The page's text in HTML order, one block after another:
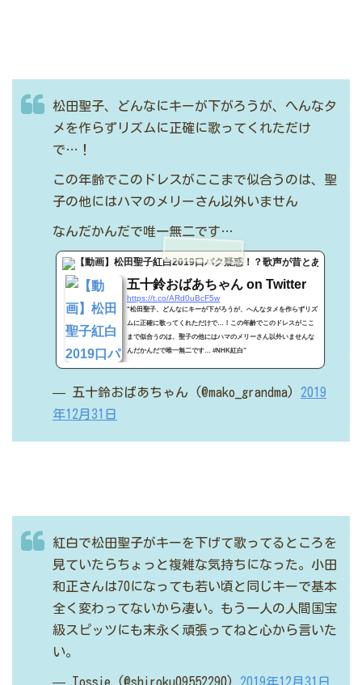
松田聖子、どんなにキーが下がろうが、へんなタ
メを作らずリズムに正確に歌ってくれただけ
で…！
この年齢でこのドレスがここまで似合うのは、聖
子の他にはハマのメリーさん以外いません
なんだかんだで唯一無二です…
五十鈴おばあちゃん on Twitter
https://t.co/ARd0uBcF5w
“松田聖子、どんなにキーが下がろうが、へんなタメを作らずリズ
ムに正確に歌ってくれただけで…！この年齢でこのドレスがここ
まで似合うのは、聖子の他にはハマのメリーさん以外いませんな
んだかんだで唯一無二です… #NHK紅白”
— 五十鈴おばあちゃん (@mako_grandma) 2019
年12月31日
紅白で松田聖子がキーを下げて歌ってるところを
見ていたらちょっと複雑な気持ちになった。小田
和正さんは70になっても若い頃と同じキーで基本
全く変わってないから凄い。もう一人の人間国宝
級スピッツにも末永く頑張ってねと心から言いた
い。
— Tossie (@shiroku09552290) 2019年12月31日